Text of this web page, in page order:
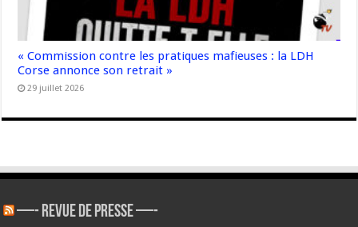
« Commission contre les pratiques mafieuses : la LDH
Corse annonce son retrait »
29 juillet 2026
—- REVUE DE PRESSE —-